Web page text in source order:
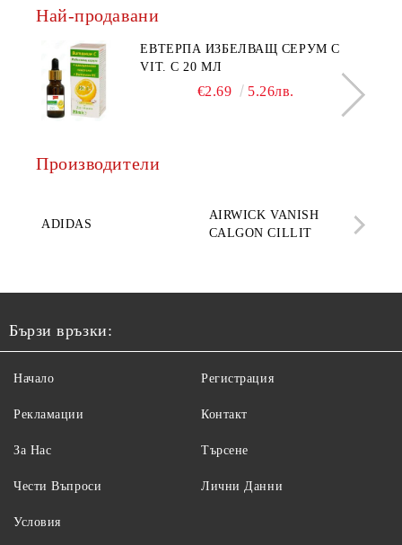
Най-продавани
ЕВТЕРПА ИЗБЕЛВАЩ СЕРУМ С
VIT. C 20 МЛ
€2.69 5.26лв.
Производители
ADIDAS
AIRWICK VANISH
CALGON CILLIT
Бързи връзки:
Начало
Рекламации
За Нас
Чести Въпроси
Регистрация
Контакт
Търсене
Лични Данни
Условия